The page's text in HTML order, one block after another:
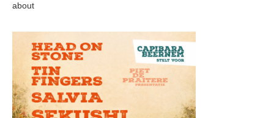
about